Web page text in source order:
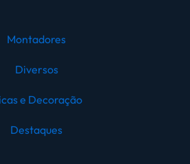
Montadores
Diversos
e Decoração
Destaques